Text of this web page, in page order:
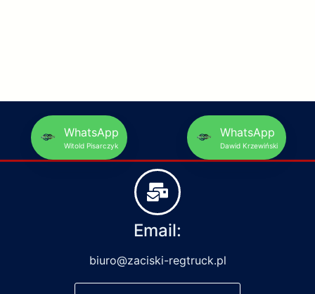
WhatsApp
Witold Pisarczyk
WhatsApp
Dawid Krzewiński
Email:
biuro@zaciski-regtruck.pl